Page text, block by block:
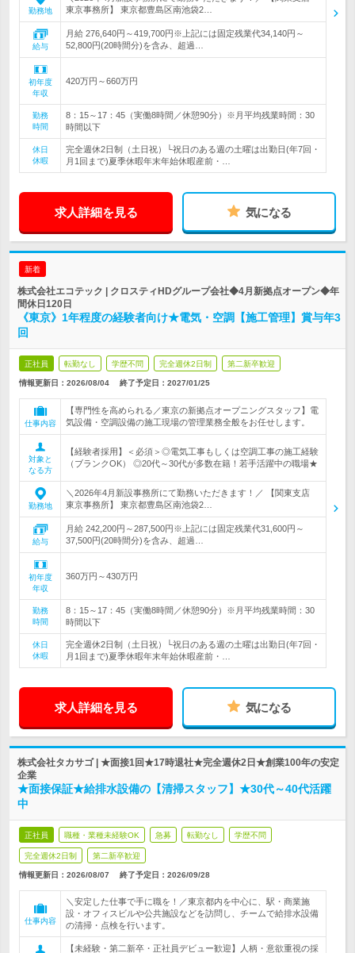
勤務地
東京事務所】 東京都豊島区南池袋2…
給与
月給 276,640円～419,700円※上記には固定残業代34,140円～
52,800円(20時間分)を含み、超過…
初年度
年収
420万円～660万円
勤務
時間
8：15～17：45（実働8時間／休憩90分）※月平均残業時間：30
時間以下
休日
休暇
完全週休2日制（土日祝）└祝日のある週の土曜は出勤日(年7回・
月1回まで)夏季休暇年末年始休暇産前・…
求人詳細を見る 気になる
新着
株式会社エコテック | クロスティHDグループ会社◆4月新拠点オープン◆年
間休日120日
《東京》1年程度の経験者向け★電気・空調【施工管理】賞与年3
回
正社員 転勤なし 学歴不問 完全週休2日制 第二新卒歓迎
情報更新日：2026/08/04 終了予定日： 2027/01/25
仕事内容
【専門性を高められる／東京の新拠点オープニングスタッフ】電
気設備・空調設備の施工現場の管理業務全般をお任せします。
対象と
なる方
【経験者採用】＜必須＞◎電気工事もしくは空調工事の施工経験
（ブランクOK） ◎20代～30代が多数在籍！若手活躍中の職場★
勤務地
＼2026年4月新設事務所にて勤務いただきます！／ 【関東支店
東京事務所】 東京都豊島区南池袋2…
給与
月給 242,200円～287,500円※上記には固定残業代31,600円～
37,500円(20時間分)を含み、超過…
初年度
年収
360万円～430万円
勤務
時間
8：15～17：45（実働8時間／休憩90分）※月平均残業時間：30
時間以下
休日
休暇
完全週休2日制（土日祝）└祝日のある週の土曜は出勤日(年7回・
月1回まで)夏季休暇年末年始休暇産前・…
求人詳細を見る 気になる
株式会社タカサゴ | ★面接1回★17時退社★完全週休2日★創業100年の安定
企業
★面接保証★給排水設備の【清掃スタッフ】★30代～40代活躍
中
正社員 職種・業種未経験OK 急募 転勤なし 学歴不問
完全週休2日制 第二新卒歓迎
情報更新日：2026/08/07 終了予定日： 2026/09/28
仕事内容
＼安定した仕事で手に職を！／東京都内を中心に、駅・商業施
設・オフィスビルや公共施設などを訪問し、チームで給排水設備
の清掃・点検を行います。
【未経験・第二新卒・正社員デビュー歓迎】人柄・意欲重視の採